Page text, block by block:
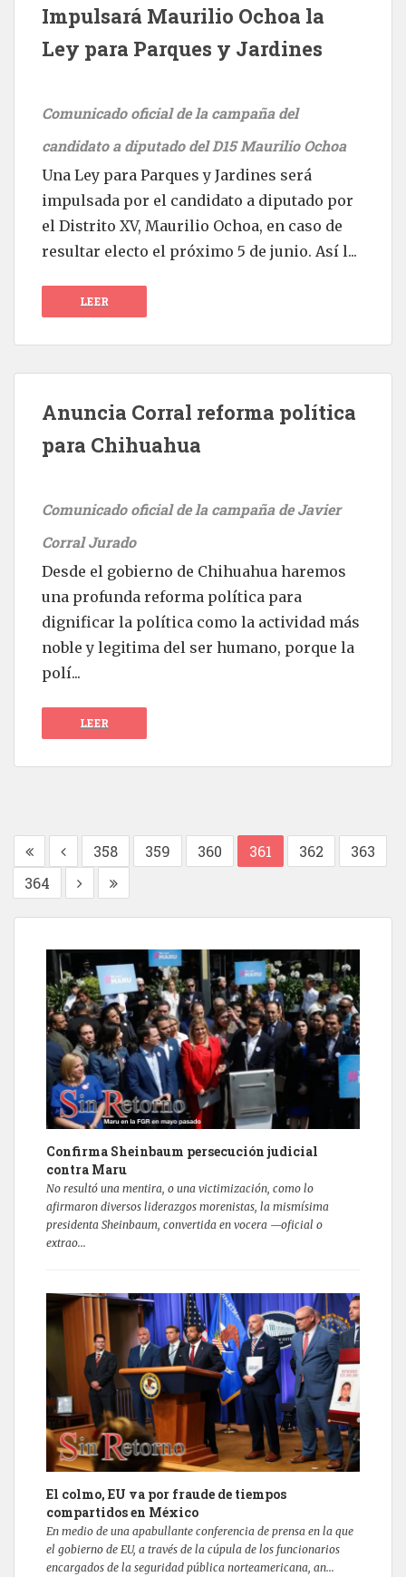
Impulsará Maurilio Ochoa la
Ley para Parques y Jardines
Comunicado oficial de la campaña del
candidato a diputado del D15 Maurilio Ochoa
Una Ley para Parques y Jardines será
impulsada por el candidato a diputado por
el Distrito XV, Maurilio Ochoa, en caso de
resultar electo el próximo 5 de junio. Así l...
LEER
Anuncia Corral reforma política
para Chihuahua
Comunicado oficial de la campaña de Javier
Corral Jurado
Desde el gobierno de Chihuahua haremos
una profunda reforma política para
dignificar la política como la actividad más
noble y legitima del ser humano, porque la
polí...
LEER
358 359 360 361 362
363
364
Confirma Sheinbaum persecución judicial
contra Maru
No resultó una mentira, o una victimización, como lo
afirmaron diversos liderazgos morenistas, la mismísima
presidenta Sheinbaum, convertida en vocera —oficial o
extrao...
El colmo, EU va por fraude de tiempos
compartidos en México
En medio de una apabullante conferencia de prensa en la que
el gobierno de EU, a través de la cúpula de los funcionarios
encargados de la seguridad pública norteamericana, an...